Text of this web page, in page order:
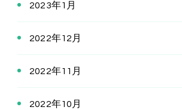
2023年1月
2022年12月
2022年11月
2022年10月